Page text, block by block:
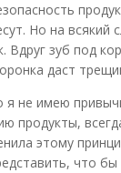
Но на всякий
Вдруг зуб под
даст
не имею
продукты,
этому
что